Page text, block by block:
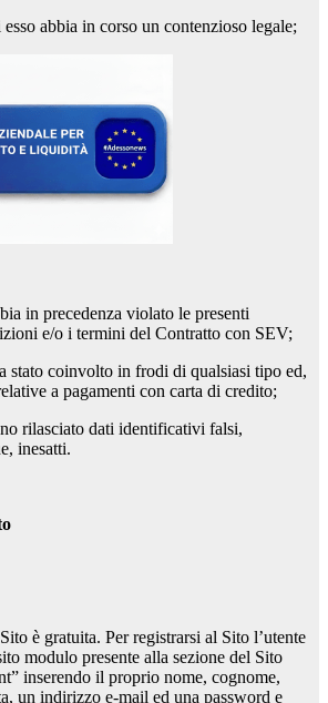
abbia in corso un contenzioso legale;
in precedenza violato le presenti
e/o i termini del Contratto con SEV;
stato coinvolto in frodi di qualsiasi tipo ed,
a pagamenti con carta di credito;
rilasciato dati identificativi falsi,
inesatti.
è gratuita. Per registrarsi al Sito l’utente
modulo presente alla sezione del Sito
inserendo il proprio nome, cognome,
un indirizzo e-mail ed una password e